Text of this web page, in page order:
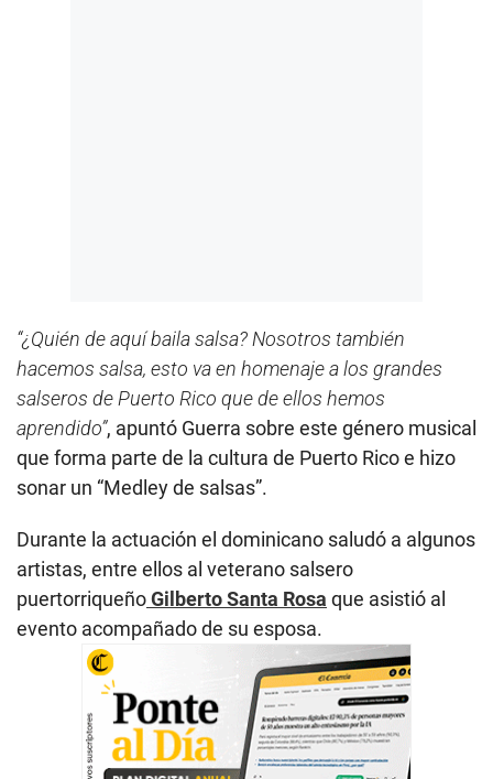
“¿Quién de aquí baila salsa? Nosotros también
hacemos salsa, esto va en homenaje a los grandes
salseros de Puerto Rico que de ellos hemos
aprendido”, apuntó Guerra sobre este género musical
que forma parte de la cultura de Puerto Rico e hizo
sonar un “Medley de salsas”.
Durante la actuación el dominicano saludó a algunos
artistas, entre ellos al veterano salsero
puertorriqueñoGilberto Santa Rosa que asistió al
evento acompañado de su esposa.